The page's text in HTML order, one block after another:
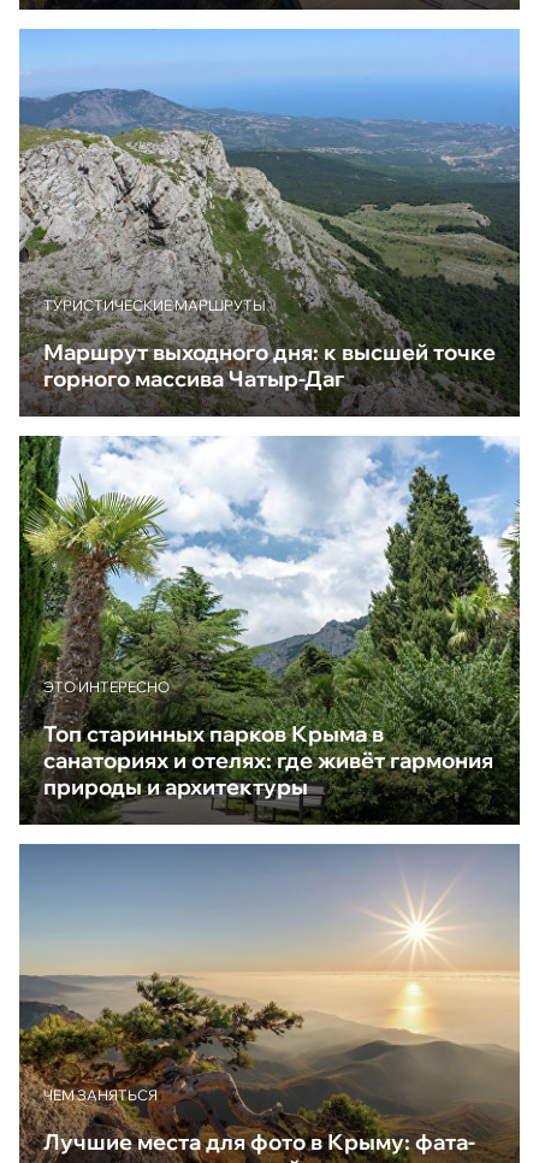
ТУРИСТИЧЕСКИЕ МАРШРУТЫ
Маршрут выходного дня: к высшей точке
горного массива Чатыр-Даг
ЭТО ИНТЕРЕСНО
Топ старинных парков Крыма в
санаториях и отелях: где живёт гармония
природы и архитектуры
ЧЕМ ЗАНЯТЬСЯ
Лучшие места для фото в Крыму: фата-